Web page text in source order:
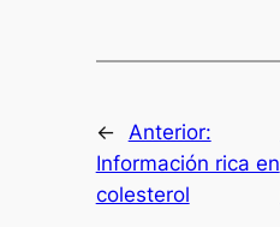
← Anterior:
Información rica en
colesterol